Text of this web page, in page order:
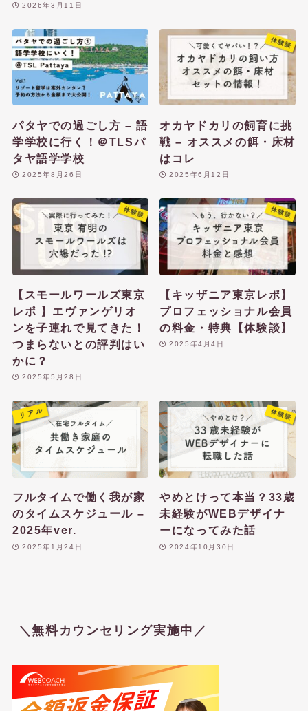
2026年3月11日
パタヤでの過ごし方 – 語
学学校に行く！＠TLSパ
タヤ語学学校
2025年8月26日
オカヤドカリの飼育に挑
戦 – オススメの餌・床材
はコレ
2025年6月12日
【スモールワールズ東京
レポ 】エヴァンゲリオ
ンを子連れで見てきた！
つまらないとの評判はい
かに？
2025年5月28日
【キッザニア東京レポ】
プロフェッショナル会員
の料金・特典【体験談】
2025年4月4日
フルタイムで働く我が家
のタイムスケジュール –
2025年ver.
2025年1月24日
やめとけって本当？33歳
未経験がWEBデザイナ
ーになってみた話
2024年10月30日
＼無料カウンセリング実施中／